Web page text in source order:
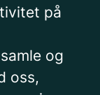
på
og
oss,